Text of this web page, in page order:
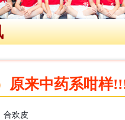
原来中药系咁样
合欢皮